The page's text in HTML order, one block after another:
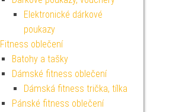
Elektronické dárkové
poukazy
Fitness oblečení
Batohy a tašky
Dámské fitness oblečení
Dámská fitness trička, tílka
Pánské fitness oblečení